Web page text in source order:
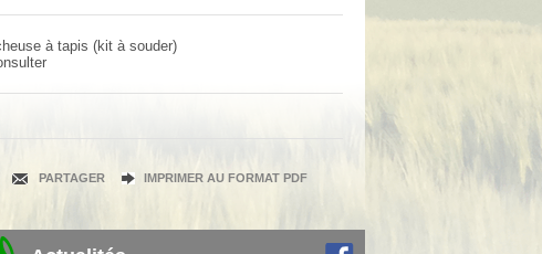
PARTAGER IMPRIMER AU FORMAT PDF
à tapis (kit à souder)